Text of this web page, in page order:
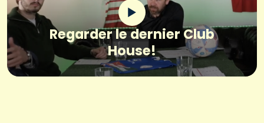
Regarder le dernier Club
House!